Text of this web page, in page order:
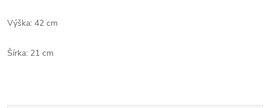
Výška: 42 cm
Šírka: 21 cm